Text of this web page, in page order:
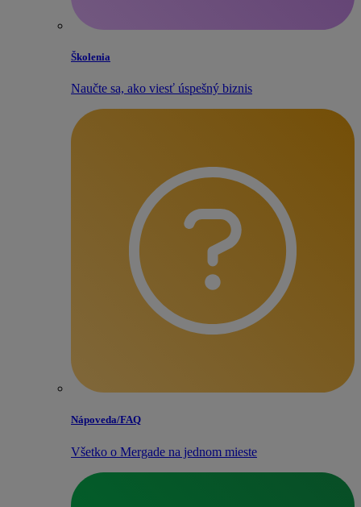
Školenia
Naučte sa, ako viesť úspešný biznis
Nápoveda/​FAQ
Všetko o Mergade na jednom mieste